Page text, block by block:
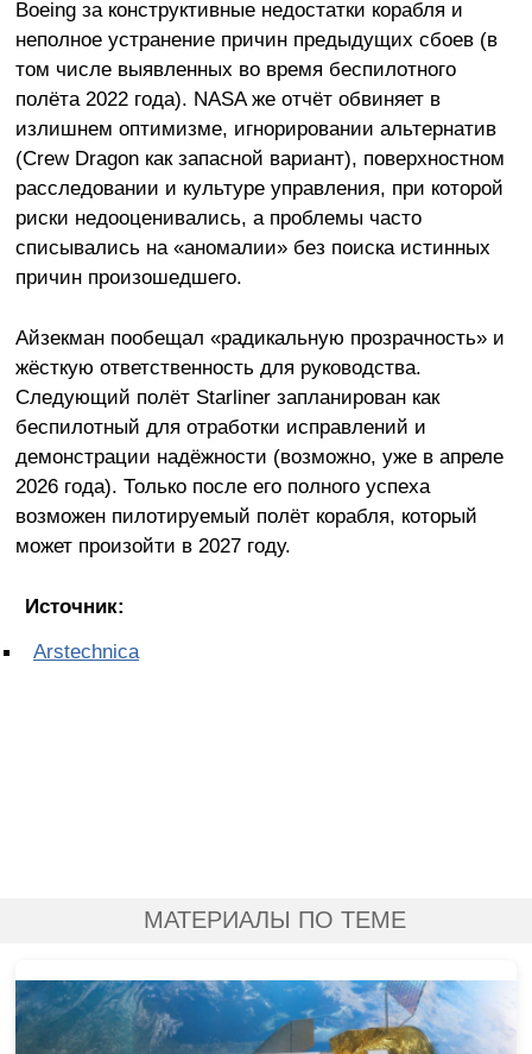
Boeing за конструктивные недостатки корабля и
неполное устранение причин предыдущих сбоев (в
том числе выявленных во время беспилотного
полёта 2022 года). NASA же отчёт обвиняет в
излишнем оптимизме, игнорировании альтернатив
(Crew Dragon как запасной вариант), поверхностном
расследовании и культуре управления, при которой
риски недооценивались, а проблемы часто
списывались на «аномалии» без поиска истинных
причин произошедшего.
Айзекман пообещал «радикальную прозрачность» и
жёсткую ответственность для руководства.
Следующий полёт Starliner запланирован как
беспилотный для отработки исправлений и
демонстрации надёжности (возможно, уже в апреле
2026 года). Только после его полного успеха
возможен пилотируемый полёт корабля, который
может произойти в 2027 году.
Источник:
Arstechnica
МАТЕРИАЛЫ ПО ТЕМЕ